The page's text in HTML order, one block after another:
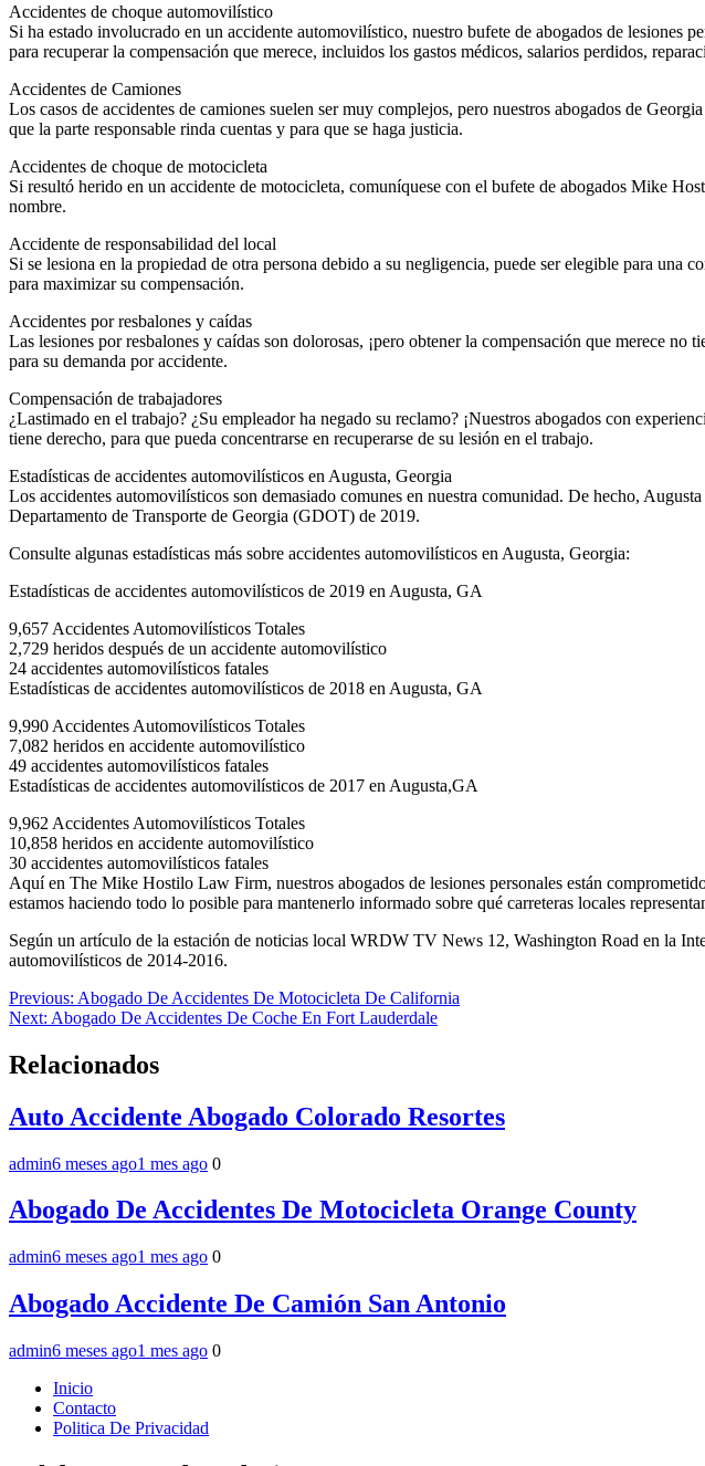
Accidentes de choque automovilístico
Si ha estado involucrado en un accidente automovilístico, nuestro bufete de abogados de lesiones
para recuperar la compensación que merece, incluidos los gastos médicos, salarios perdidos,
Accidentes de Camiones
Los casos de accidentes de camiones suelen ser muy complejos, pero nuestros abogados de
que la parte responsable rinda cuentas y para que se haga justicia.
Accidentes de choque de motocicleta
Si resultó herido en un accidente de motocicleta, comuníquese con el bufete de abogados Mike
nombre.
Accidente de responsabilidad del local
Si se lesiona en la propiedad de otra persona debido a su negligencia, puede ser elegible para una
para maximizar su compensación.
Accidentes por resbalones y caídas
Las lesiones por resbalones y caídas son dolorosas, ¡pero obtener la compensación que merece
para su demanda por accidente.
Compensación de trabajadores
¿Lastimado en el trabajo? ¿Su empleador ha negado su reclamo? ¡Nuestros abogados con
tiene derecho, para que pueda concentrarse en recuperarse de su lesión en el trabajo.
Estadísticas de accidentes automovilísticos en Augusta, Georgia
Los accidentes automovilísticos son demasiado comunes en nuestra comunidad. De hecho,
Departamento de Transporte de Georgia (GDOT) de 2019.
Consulte algunas estadísticas más sobre accidentes automovilísticos en Augusta, Georgia:
Estadísticas de accidentes automovilísticos de 2019 en Augusta, GA
9,657 Accidentes Automovilísticos Totales
2,729 heridos después de un accidente automovilístico
24 accidentes automovilísticos fatales
Estadísticas de accidentes automovilísticos de 2018 en Augusta, GA
9,990 Accidentes Automovilísticos Totales
7,082 heridos en accidente automovilístico
49 accidentes automovilísticos fatales
Estadísticas de accidentes automovilísticos de 2017 en Augusta,GA
9,962 Accidentes Automovilísticos Totales
10,858 heridos en accidente automovilístico
30 accidentes automovilísticos fatales
Aquí en The Mike Hostilo Law Firm, nuestros abogados de lesiones personales están
estamos haciendo todo lo posible para mantenerlo informado sobre qué carreteras locales
Según un artículo de la estación de noticias local WRDW TV News 12, Washington Road en la
automovilísticos de 2014-2016.
Navegación
de
entradas
Previous: Abogado De Accidentes De Motocicleta De California
Next: Abogado De Accidentes De Coche En Fort Lauderdale
Relacionados
Auto Accidente Abogado Colorado Resortes
admin6 meses ago1 mes ago 0
Abogado De Accidentes De Motocicleta Orange County
admin6 meses ago1 mes ago 0
Abogado Accidente De Camión San Antonio
admin6 meses ago1 mes ago 0
Inicio
Contacto
Politica De Privacidad